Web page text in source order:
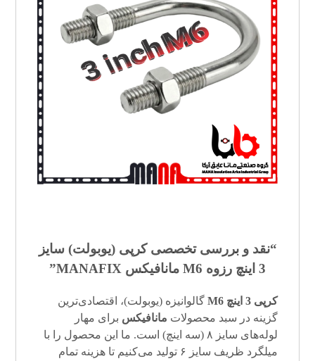
“نقد و بررسی تخصصی کرپی (یوبولت) سایز
3 اینچ رزوه M6 مانافیکس MANAFIX”
کرپی 3 اینچ M6
گالوانیزه (یوبولت)، اقتصادی‌ترین
گزینه در سبد محصولات مانافیکس برای مهار
لوله‌های سایز ۸ (سه اینچ) است. ما این محصول را با
میلگرد ظریف سایز ۶ تولید می‌کنیم تا هزینه تمام